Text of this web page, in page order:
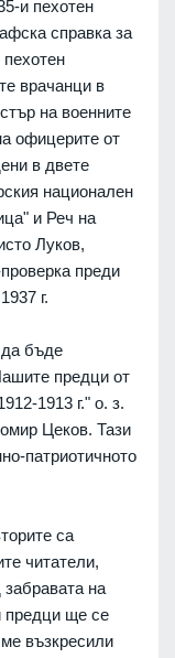
и пехотен
справка за
пехотен
врачанци в
на военните
офицерите от
в двете
национален
и Реч на
Луков,
преди
г.
бъде
предци от
1913 г." о. з.
Цеков. Тази
патриотичното
са
читатели,
на
предци ще се
възкресили